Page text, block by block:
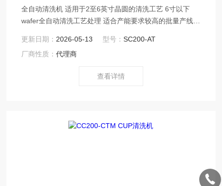
全自动清洗机 适用于2至6英寸晶圆的清洗工艺 6寸以下
wafer全自动清洗工艺处理 适合产能要求较高的批量产线
更新日期： 2026-05-13 型号：SC200-AT
厂商性质：代理商
查看详情